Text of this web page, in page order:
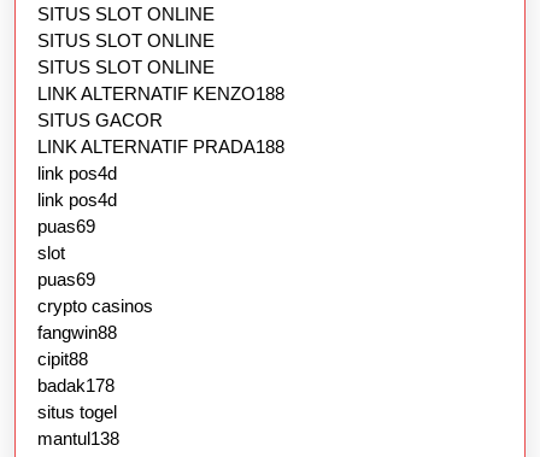
SITUS SLOT ONLINE
SITUS SLOT ONLINE
SITUS SLOT ONLINE
LINK ALTERNATIF KENZO188
SITUS GACOR
LINK ALTERNATIF PRADA188
link pos4d
link pos4d
puas69
slot
puas69
crypto casinos
fangwin88
cipit88
badak178
situs togel
mantul138